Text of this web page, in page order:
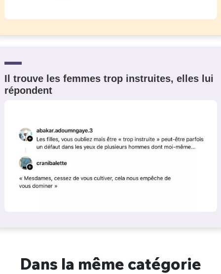
Il trouve les femmes trop instruites, elles lui
répondent
Dans la même catégorie